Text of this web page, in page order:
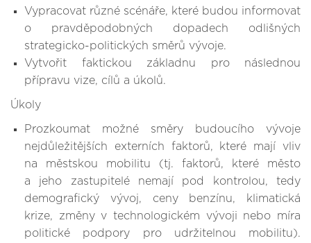
Vypracovat různé scénáře, které budou informovat
o pravděpodobných dopadech odlišných
strategicko-politických směrů vývoje.
Vytvořit faktickou základnu pro následnou
přípravu vize, cílů a úkolů.
Úkoly
Prozkoumat možné směry budoucího vývoje
nejdůležitějších externích faktorů, které mají vliv
na městskou mobilitu (tj. faktorů, které město
a jeho zastupitelé nemají pod kontrolou, tedy
demografický vývoj, ceny benzínu, klimatická
krize, změny v technologickém vývoji nebo míra
politické podpory pro udržitelnou mobilitu).